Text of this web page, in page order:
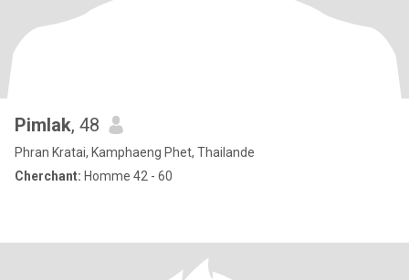
Pimlak, 48
Phran Kratai, Kamphaeng Phet, Thailande
Cherchant: Homme 42 - 60